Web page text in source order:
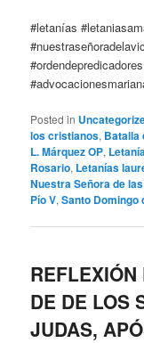
#letanías
Posted in
los cristianos, Batalla
L. Márquez OP,
Rosario, Letanías
Nuestra Señora de
Pío V,Santo Domingo
DE DE LOS
JUDAS,